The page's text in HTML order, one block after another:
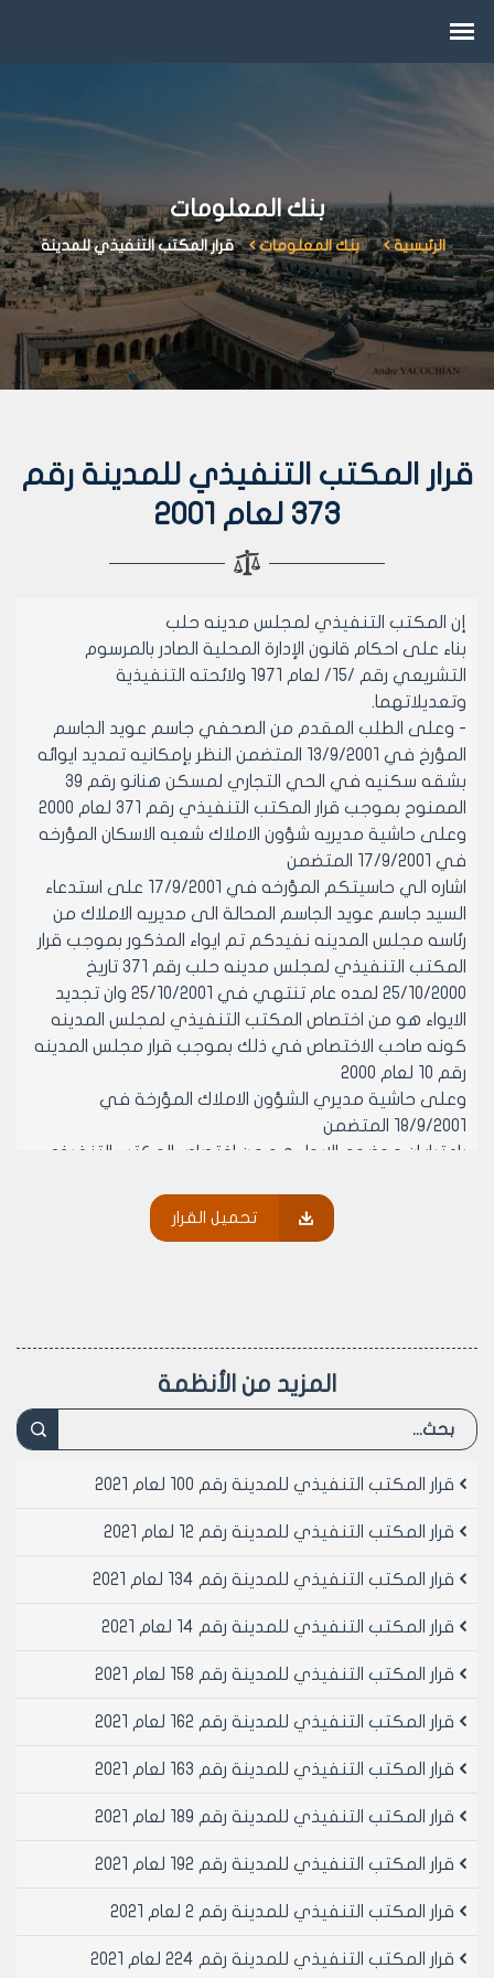
بنك المعلومات
الرئيسية بنك المعلومات قرار المكتب التنفيذي للمدينة
قرار المكتب التنفيذي للمدينة رقم
373 لعام 2001
إن المكتب التنفيذي لمجلس مدينه حلب
بناء على احكام قانون الإدارة المحلية الصادر بالمرسوم
التشريعي رقم /15/ لعام 1971 ولائحته التنفيذية
وتعديلاتهما.
- وعلى الطلب المقدم من الصحفي جاسم عويد الجاسم
المؤرخ في 13/9/2001 المتضمن النظر بإمكانيه تمديد ايوائه
بشقه سكنيه في الحي التجاري لمسكن هنانو رقم 39
الممنوح بموجب قرار المكتب التنفيذي رقم 371 لعام 2000
وعلى حاشية مديريه شؤون الاملاك شعبه الاسكان المؤرخه
في 17/9/2001 المتضمن
اشاره الي حاسيتكم المؤرخه في 17/9/2001 على استدعاء
السيد جاسم عويد الجاسم المحالة الى مديريه الاملاك من
رئاسه مجلس المدينه نفيدكم تم ايواء المذكور بموجب قرار
المكتب التنفيذي لمجلس مدينه حلب رقم 371 تاريخ
25/10/2000 لمده عام تنتهي في 25/10/2001 وان تجديد
الايواء هو من اختصاص المكتب التنفيذي لمجلس المدينه
كونه صاحب الاختصاص في ذلك بموجب قرار مجلس المدينه
رقم 10 لعام 2000
وعلى حاشية مديري الشؤون الاملاك المؤرخة في
18/9/2001 المتضمن
باعتبار ان موضوع الايواء هو من اختصاص المكتب التنفيذي
التنفيذي خاصه ان السيد جاسم عويد من الصحفيين
الممتازين بتسليط الاضواء على نشاطات منجزات مجلس
عويد الجاسم بالشقة السكنيه في الحي التجاري لمساكن
مجلس المدينه لهذا المسكن ايهما اقرب
ويبلغ من يلزم لتنفيذه اصولا
رئيس المكتب التنفيذي لمجلس مدينة
حلب
المهندس بسام بيروتي
تحميل القرار
المزيد من الأنظمة
قرار المكتب التنفيذي للمدينة رقم 100 لعام 2021
قرار المكتب التنفيذي للمدينة رقم 12 لعام 2021
قرار المكتب التنفيذي للمدينة رقم 134 لعام 2021
قرار المكتب التنفيذي للمدينة رقم 14 لعام 2021
قرار المكتب التنفيذي للمدينة رقم 158 لعام 2021
قرار المكتب التنفيذي للمدينة رقم 162 لعام 2021
قرار المكتب التنفيذي للمدينة رقم 163 لعام 2021
قرار المكتب التنفيذي للمدينة رقم 189 لعام 2021
قرار المكتب التنفيذي للمدينة رقم 192 لعام 2021
قرار المكتب التنفيذي للمدينة رقم 2 لعام 2021
قرار المكتب التنفيذي للمدينة رقم 224 لعام 2021